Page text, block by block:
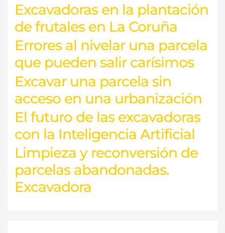
Excavadoras en la plantación
de frutales en La Coruña
Errores al nivelar una parcela
que pueden salir carísimos
Excavar una parcela sin
acceso en una urbanización
El futuro de las excavadoras
con la Inteligencia Artificial
Limpieza y reconversión de
parcelas abandonadas.
Excavadora